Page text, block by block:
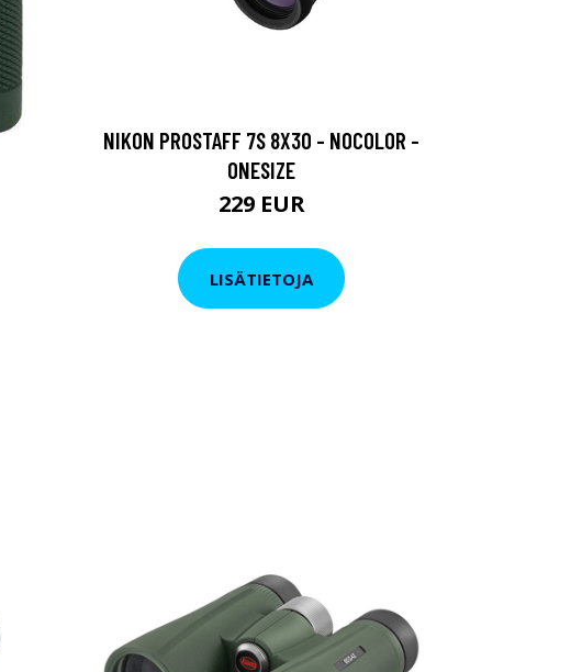
NIKON PROSTAFF 7S 8X30 - NOCOLOR -
ONESIZE
229 EUR
LISÄTIETOJA